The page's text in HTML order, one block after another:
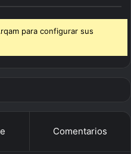
para configurar sus
Comentarios